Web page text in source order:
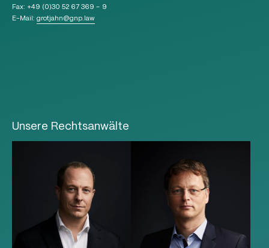
Fax:+49 (0)30 52 67 369 – 9
E-Mail:grotjahn @gnp.law
Unsere Rechtsanwälte